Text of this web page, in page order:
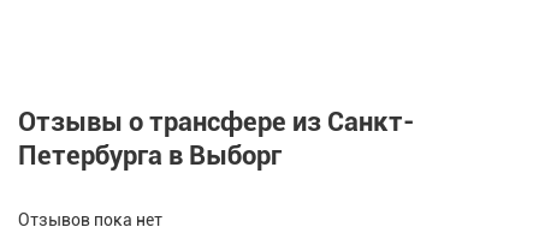
Отзывы о трансфере из Санкт-
Петербурга в Выборг
Отзывов пока нет